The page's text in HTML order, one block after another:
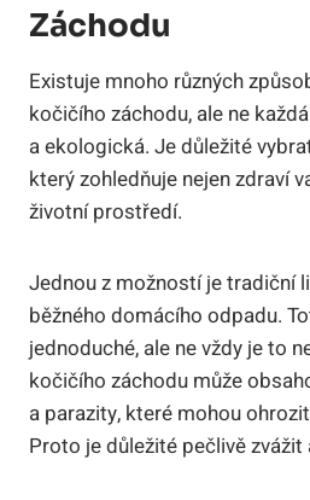
Záchodu
Existuje mnoho různých
kočičího záchodu, ale ne
a ekologická. Je důležité
který zohledňuje nejen zdraví
životní prostředí.
Jednou z možností je tradiční
běžného domácího odpadu.
jednoduché, ale ne vždy je to
kočičího záchodu může
a parazity, které mohou
Proto je důležité pečlivě zvážit